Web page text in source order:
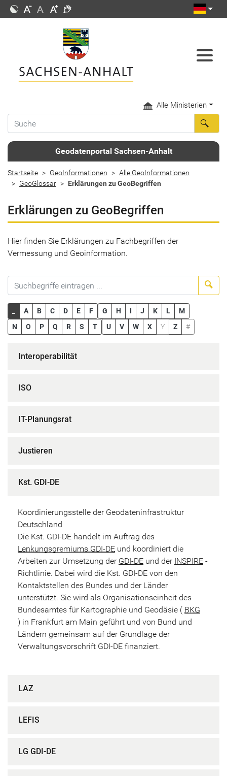
Alle Ministerien
Geodatenportal Sachsen-Anhalt
Startseite GeoInformationen
Alle GeoInformationen
GeoGlossar
Erklärungen zu GeoBegriffen
Erklärungen zu GeoBegriffen
Hier finden Sie Erklärungen zu Fachbegriffen der
Vermessung und Geoinformation.
A B C D E F G H I J K L
M
N
O P Q R S T U V W X Y Z #
Interoperabilität
ISO
IT-Planungsrat
Justieren
Kst. GDI-DE
Koordinierungsstelle der Geodateninfrastruktur
Deutschland
Die Kst. GDI-DE handelt im Auftrag des
Lenkungsgremiums GDI-DE und koordiniert die
Arbeiten zur Umsetzung der GDI-DE und der INSPIRE -
Richtlinie. Dabei wird die Kst. GDI-DE von den
Kontaktstellen des Bundes und der Länder
unterstützt. Sie wird als Organisationseinheit des
Bundesamtes für Kartographie und Geodäsie ( BKG
) in Frankfurt am Main geführt und von Bund und
Ländern gemeinsam auf der Grundlage der
Verwaltungsvorschrift GDI-DE finanziert.
LAZ
LEFIS
LG GDI-DE